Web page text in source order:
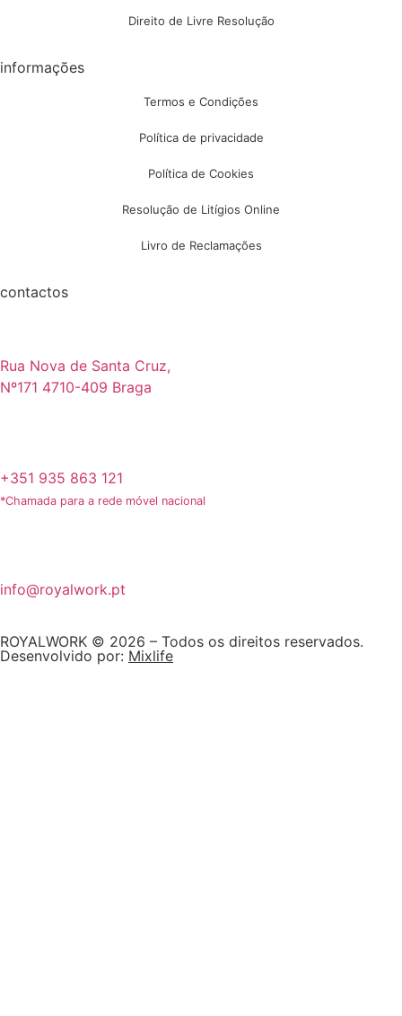
Direito de Livre Resolução
informações
Termos e Condições
Política de privacidade
Política de Cookies
Resolução de Litígios Online
Livro de Reclamações
contactos
Rua Nova de Santa Cruz,
Nº171 4710-409 Braga
+351 935 863 121
*Chamada para a rede móvel nacional
info@royalwork.pt
ROYALWORK © 2026 – Todos os direitos reservados.
Desenvolvido por: Mixlife